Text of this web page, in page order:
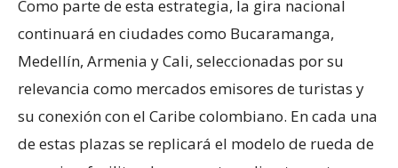
Como parte de esta estrategia, la gira nacional
continuará en ciudades como Bucaramanga,
Medellín, Armenia y Cali, seleccionadas por su
relevancia como mercados emisores de turistas y
su conexión con el Caribe colombiano. En cada una
de estas plazas se replicará el modelo de rueda de